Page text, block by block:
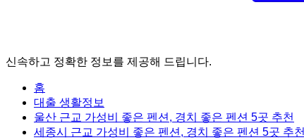
신속하고 정확한 정보를 제공해 드립니다.
홈
대출 생활정보
울산 근교 가성비 좋은 펜션, 경치 좋은 펜션 5곳 추천
세종시 근교 가성비 좋은 펜션, 경치 좋은 펜션 5곳 추천